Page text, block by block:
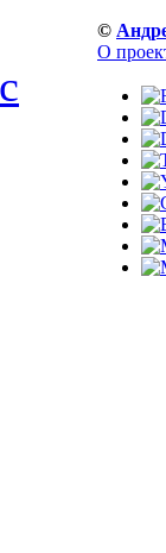
©
О